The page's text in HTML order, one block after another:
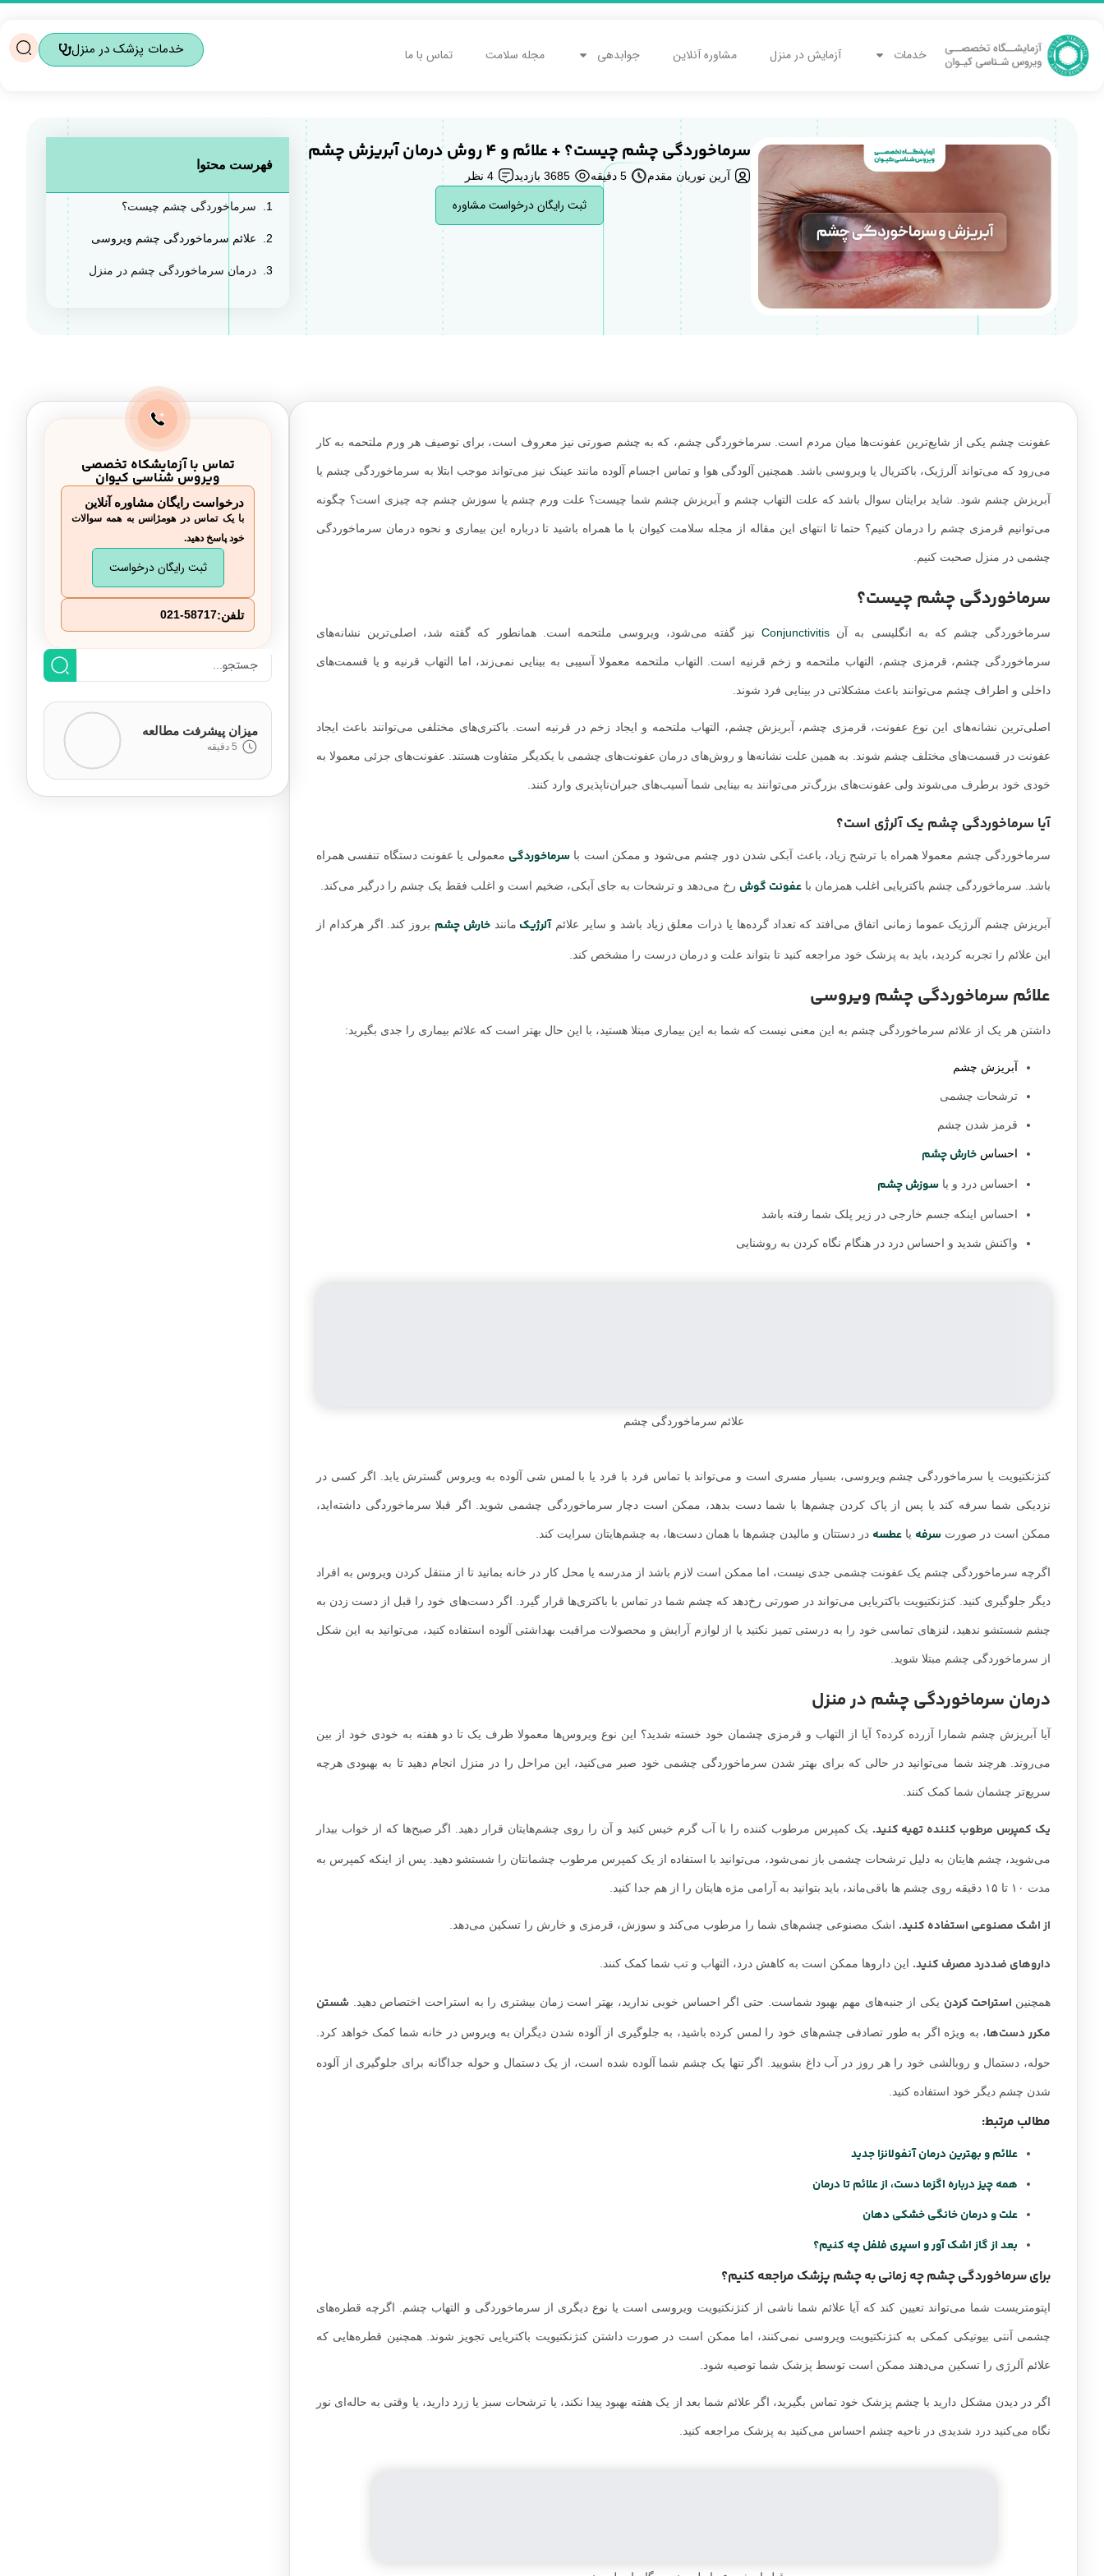
خدمات آزمایش در منزل مشاوره آنلاین جوابدهی مجله سلامت تماس با ما خدمات پزشک در منزل
سرماخوردگی چشم چیست؟ + علائم و 4 روش درمان آبریزش چشم
آرین نوریان مقدم 5 دقیقه 3685 بازدید 4 نظر
ثبت رایگان درخواست مشاوره
فهرست محتوا
سرماخوردگی چشم چیست؟
علائم سرماخوردگی چشم ویروسی
درمان سرماخوردگی چشم در منزل
عفونت چشم یکی از شایع‌ترین عفونت‌ها میان مردم است. سرماخوردگی چشم، که به چشم صورتی نیز معروف است، برای توصیف هر ورم ملتحمه به کار
می‌رود که می‌تواند آلرژیک، باکتریال یا ویروسی باشد. همچنین آلودگی هوا و تماس اجسام آلوده مانند عینک نیز می‌تواند موجب ابتلا به سرماخوردگی چشم یا
آبریزش چشم شود. شاید برایتان سوال باشد که علت التهاب چشم و آبریزش چشم شما چیست؟ علت ورم چشم یا سوزش چشم چه چیزی است؟ چگونه
می‌توانیم قرمزی چشم را درمان کنیم؟ حتما تا انتهای‌ این مقاله از مجله سلامت کیوان با ما همراه باشید تا درباره این بیماری و نحوه درمان سرماخوردگی
چشمی در منزل صحبت کنیم.
سرماخوردگی چشم چیست؟
سرماخوردگی چشم که به انگلیسی به آن Conjunctivitisنیز گفته می‌شود، ویروسی ملتحمه است. همانطور که گفته شد، اصلی‌ترین نشانه‌های
سرماخوردگی چشم، قرمزی چشم، التهاب ملتحمه و زخم قرنیه است. التهاب ملتحمه معمولا آسیبی به بینایی نمی‌زند، اما التهاب قرنیه و یا قسمت‌های
داخلی و اطراف چشم می‌توانند باعث مشکلاتی در بینایی فرد شوند.
اصلی‌ترین نشانه‌های این نوع عفونت، قرمزی چشم، آبریزش چشم، التهاب ملتحمه و ایجاد زخم در قرنیه است. باکتری‌های مختلفی می‌توانند باعث ایجاد
عفونت در قسمت‌های مختلف چشم شوند. به همین علت نشانه‌ها و روش‌های درمان‌ عفونت‌های چشمی با یکدیگر متفاوت هستند. عفونت‌های جزئی معمولا به
خودی خود برطرف می‌شوند ولی عفونت‌های بزرگ‌تر می‌توانند به بینایی شما آسیب‌های جبران‌ناپذیری وارد‌ کنند.
آیا سرماخوردگی چشم یک آلرژی است؟
سرماخوردگی چشم معمولا همراه‌ با ترشح زیاد، باعث آبکی شدن دور چشم می‌شود و ممکن است با سرماخوردگی معمولی یا عفونت دستگاه تنفسی همراه
باشد. سرماخوردگی چشم باکتریایی اغلب همزمان با عفونت گوش رخ می‌دهد و ترشحات به جای آبکی، ضخیم است و اغلب فقط یک چشم را درگیر می‌کند.
آبریزش چشم آلرژیک عموما زمانی اتفاق می‌افتد که تعداد گرده‌ها یا ذرات معلق زیاد باشد و سایر علائمآلرژیک مانندخارش چشم بروز کند. اگر هر‌کدام از
این علائم را تجربه کردید، باید به پزشک خود مراجعه کنید تا بتواند علت و درمان درست‌ را مشخص کند.
علائم سرماخوردگی چشم ویروسی
داشتن هر یک از علائم سرماخوردگی چشم به این معنی نیست که شما به این بیماری مبتلا هستید، با این ‌حال بهتر است که علائم بیماری را جدی بگیرید:
آبریزش چشم
ترشحات چشمی
قرمز شدن چشم
احساس خارش چشم
احساس درد و یا سوزش چشم
احساس اینکه جسم خارجی در زیر پلک شما رفته باشد
واکنش شدید و احساس درد در هنگام نگاه کردن به روشنایی
ممکن است در صورتسرفهیا عطسه در دستتان و مالیدن چشم‌ها با همان دست‌ها، به چشم‌هایتان سرایت کند.
چشم شستشو ندهید، لنزهای تماسی خود را به درستی تمیز نکنید یا از لوازم آرایش و محصولات مراقبت بهداشتی آلوده استفاده کنید، می‌توانید به این شکل
از سرماخوردگی چشم مبتلا شوید.
درمان سرماخوردگی چشم در منزل
آیا آبریزش چشم شمارا آزرده کرده؟ آیا از التهاب و قرمزی چشمان خود خسته شدید؟ این نوع ویروس‌ها معمولا ظرف یک تا دو هفته به خودی خود از بین
می‌روند. هرچند شما می‌توانید در حالی که برای بهتر شدن سرماخوردگی چشمی خود صبر می‌کنید، این مراحل‌ را در منزل انجام دهید تا به بهبودی هرچه
سریع‌تر چشمان شما کمک کنند.
یک کمپرس مرطوب کننده تهیه کنید.
می‌شوید، چشم هایتان به دلیل ترشحات چشمی باز نمی‌شود، می‌توانید با استفاده از یک کمپرس مرطوب چشمانتان را شستشو دهید. پس از اینکه کمپرس به
داروهای ضددرد مصرف کنید.
همچنین استراحت کردنیکی از جنبه‌های مهم بهبود شماست. حتی اگر احساس خوبی ندارید، بهتر است زمان بیشتری را به استراحت اختصاص دهید.شستن
مکرر دست‌ها، به ویژه اگر به طور تصادفی چشم‌های خود را لمس کرده باشید، به جلوگیری از آلوده شدن دیگران به ویروس در خانه شما کمک خواهد کرد.
حوله، دستمال و روبالشی خود را هر روز در آب داغ بشویید. اگر تنها یک چشم شما آلوده شده است، از یک دستمال و حوله جداگانه برای جلوگیری از آلوده
شدن چشم دیگر خود استفاده کنید.
مطالب مرتبط:
تماس با آزمایشکاه تخصصی
ویروس شناسی کیوان
درخواست رایگان مشاوره آنلاین
با یک تماس در هومژانس به همه سوالات
خود پاسخ دهید.
ثبت رایگان درخواست
تلفن:021-58717
میزان پیشرفت مطالعه
5 دقیقه